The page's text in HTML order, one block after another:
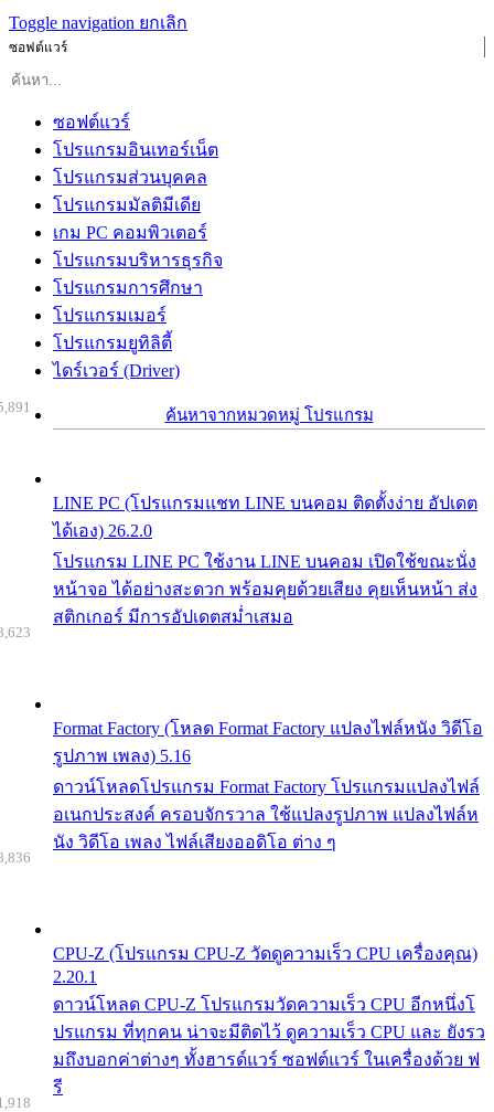
Toggle navigation ยกเลิก
ซอฟต์แวร์
ซอฟต์แวร์
โปรแกรมอินเทอร์เน็ต
โปรแกรมส่วนบุคคล
โปรแกรมมัลติมีเดีย
เกม PC คอมพิวเตอร์
โปรแกรมบริหารธุรกิจ
โปรแกรมการศึกษา
โปรแกรมเมอร์
โปรแกรมยูทิลิตี้
ไดร์เวอร์ (Driver)
ค้นหาจากหมวดหมู่ โปรแกรม
LINE PC (โปรแกรมแชท LINE บนคอม ติดตั้งง่าย อัปเดต
ได้เอง) 26.2.0
โปรแกรม LINE PC ใช้งาน LINE บนคอม เปิดใช้ขณะนั่ง
หน้าจอ ได้อย่างสะดวก พร้อมคุยด้วยเสียง คุยเห็นหน้า ส่ง
สติกเกอร์ มีการอัปเดตสม่ำเสมอ
Format Factory (โหลด Format Factory แปลงไฟล์หนัง วิดีโอ
รูปภาพ เพลง) 5.16
ดาวน์โหลดโปรแกรม Format Factory โปรแกรมแปลงไฟล์
อเนกประสงค์ ครอบจักรวาล ใช้แปลงรูปภาพ แปลงไฟล์ห
นัง วิดีโอ เพลง ไฟล์เสียงออดิโอ ต่าง ๆ
CPU-Z (โปรแกรม CPU-Z วัดดูความเร็ว CPU เครื่องคุณ)
2.20.1
ดาวน์โหลด CPU-Z โปรแกรมวัดความเร็ว CPU อีกหนึ่งโ
ปรแกรม ที่ทุกคน น่าจะมีติดไว้ ดูความเร็ว CPU และ ยังรว
มถึงบอกค่าต่างๆ ทั้งฮารด์แวร์ ซอฟต์แวร์ ในเครื่องด้วย ฟ
รี